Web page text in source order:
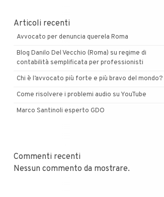
Articoli recenti
Avvocato per denuncia querela Roma
Blog Danilo Del Vecchio (Roma) su regime di
contabilità semplificata per professionisti
Chi è l’avvocato più forte e più bravo del mondo?
Come risolvere i problemi audio su YouTube
Marco Santinoli esperto GDO
Commenti recenti
Nessun commento da mostrare.